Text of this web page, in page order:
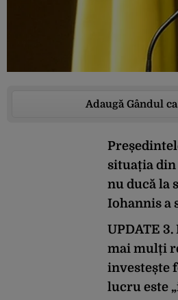
Adaugă Gândul
situația din
nu ducă la
Iohannis a
UPDATE 3.
mai mulți
investește
lucru este